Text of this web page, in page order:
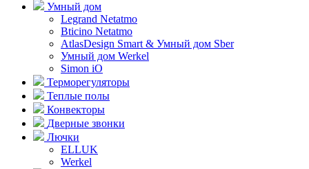
Умный дом
Legrand Netatmo
Bticino Netatmo
AtlasDesign Smart & Умный дом Sber
Умный дом Werkel
Simon iO
Терморегуляторы
Теплые полы
Конвекторы
Дверные звонки
Лючки
ELLUK
Werkel